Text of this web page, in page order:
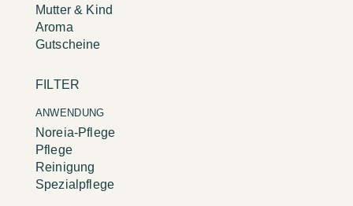
Mutter & Kind
Aroma
Gutscheine
FILTER
ANWENDUNG
Noreia-Pflege
Pflege
Reinigung
Spezialpflege